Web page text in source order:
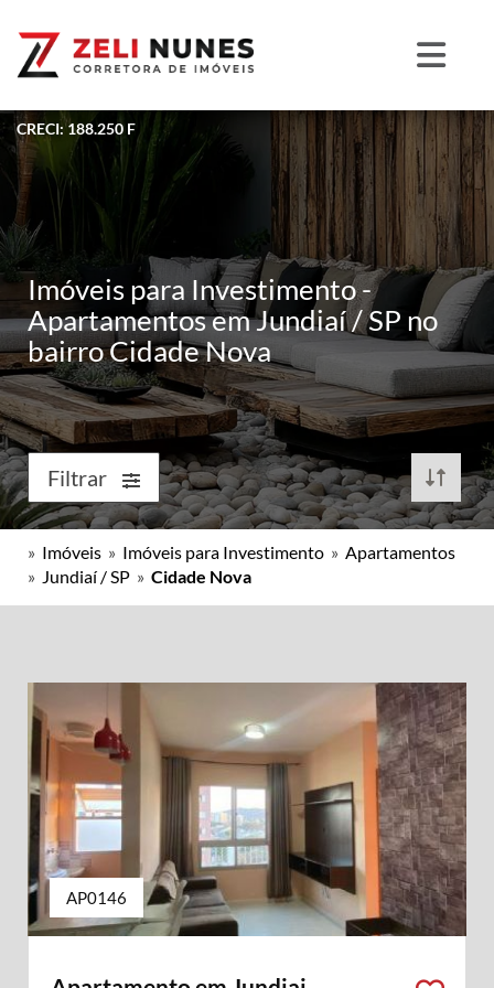
CRECI: 188.250 F
Imóveis para Investimento -
Apartamentos em Jundiaí / SP no
bairro Cidade Nova
Filtrar
» Imóveis » Imóveis para Investimento » Apartamentos
» Jundiaí / SP » Cidade Nova
AP0146